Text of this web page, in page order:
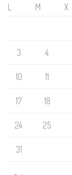
L
M X
3 4
10 11
17 18
24 25
31